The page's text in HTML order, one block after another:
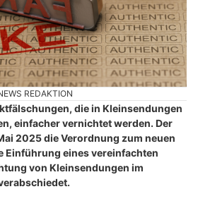
REDAKTION
die in Kleinsendungen
einfacher vernichtet werden. Der
2025 die Verordnung zum neuen
Einführung eines vereinfachten
von Kleinsendungen im